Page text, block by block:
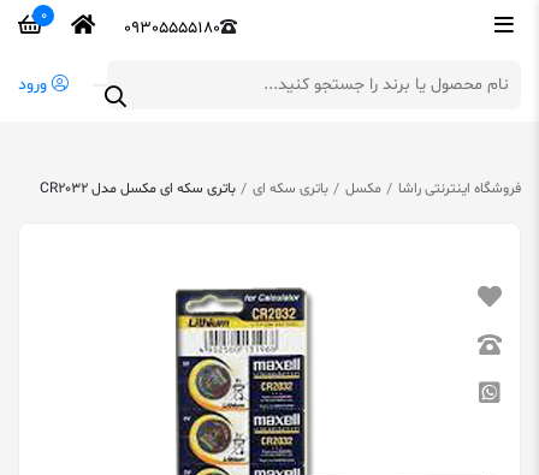
09305555180
0
ورود
فروشگاه اینترنتی راشا مکسل باتری سکه ای باتری سکه ای مکسل مدل CR2032